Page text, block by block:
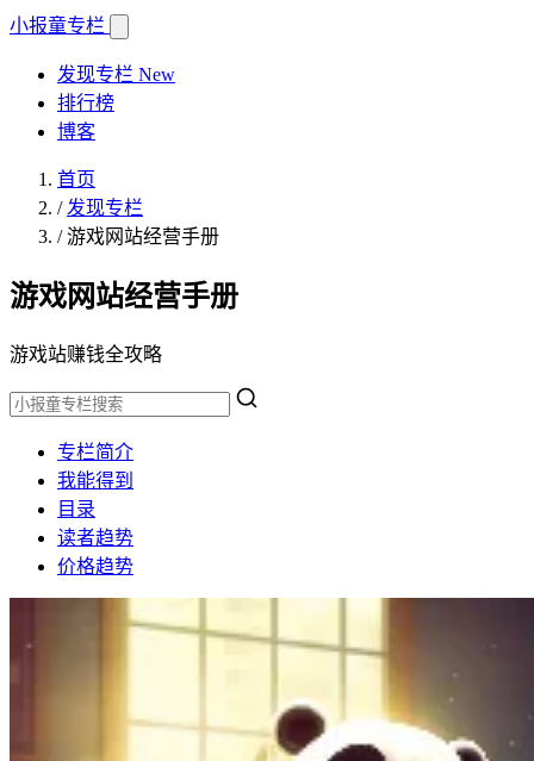
小报童专栏
发现专栏 New
排行榜
博客
首页
/ 发现专栏
/游戏网站经营手册
游戏网站经营手册
游戏站赚钱全攻略
专栏简介
我能得到
目录
读者趋势
价格趋势